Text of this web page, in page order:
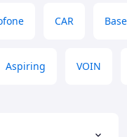
CAR
Aspiring VOIN